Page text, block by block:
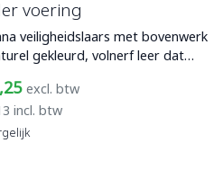
voering
veiligheidslaars met bovenwerk
gekleurd, volnerf leer dat
excl. btw
incl. btw